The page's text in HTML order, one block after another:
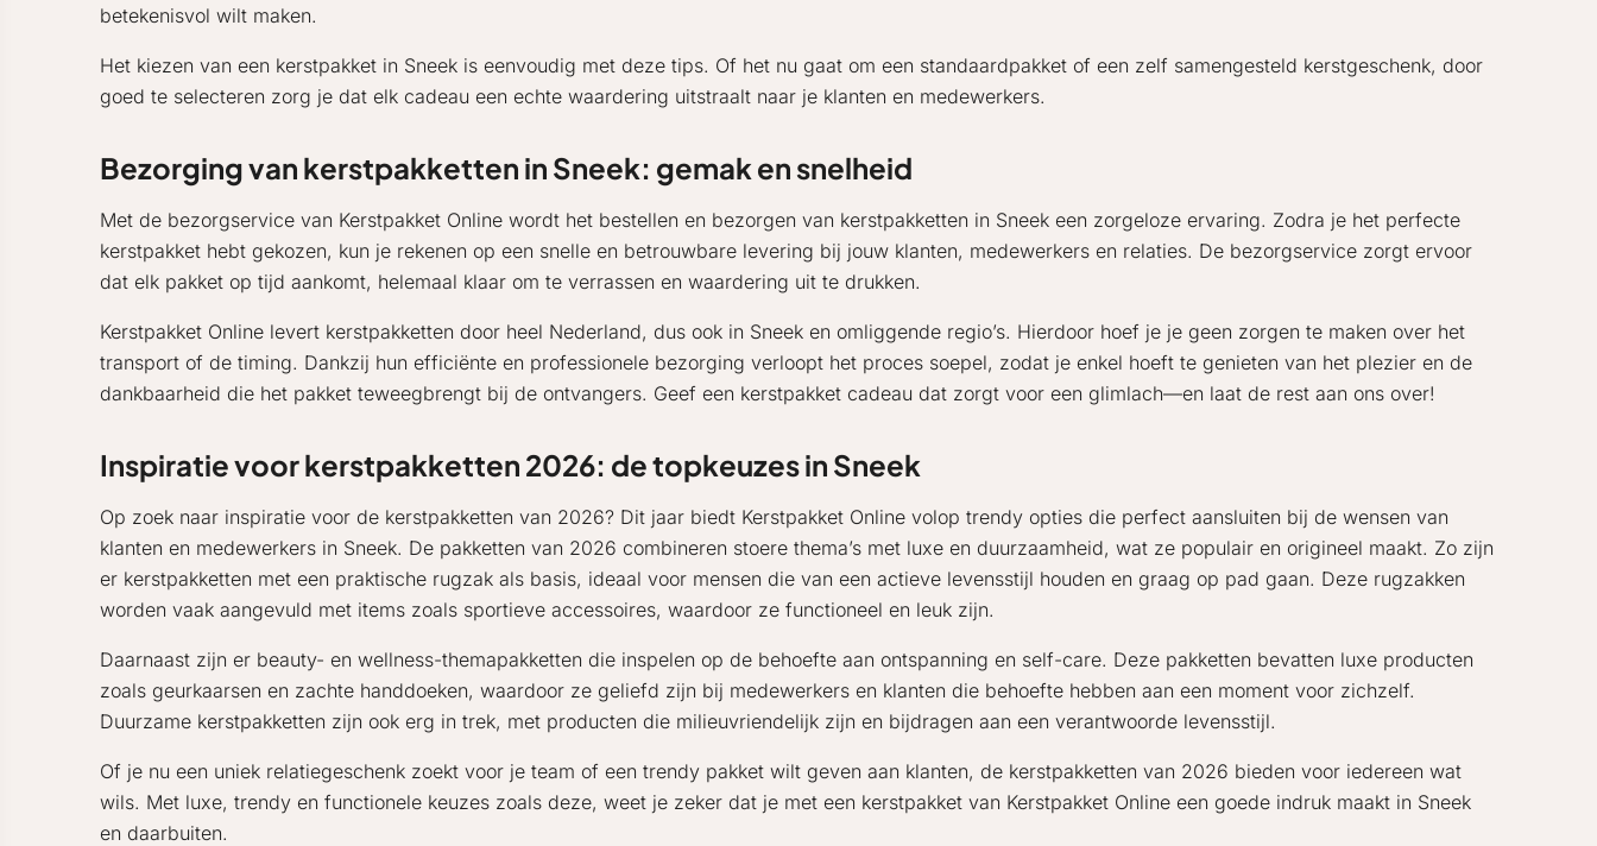
betekenisvol wilt maken.
Het kiezen van een kerstpakket in Sneek is eenvoudig met deze tips. Of het nu gaat om een standaardpakket of een zelf samengesteld kerstgeschenk, door
goed te selecteren zorg je dat elk cadeau een echte waardering uitstraalt naar je klanten en medewerkers.
Bezorging van kerstpakketten in Sneek: gemak en snelheid
Met de bezorgservice van Kerstpakket Online wordt het bestellen en bezorgen van kerstpakketten in Sneek een zorgeloze ervaring. Zodra je het perfecte
kerstpakket hebt gekozen, kun je rekenen op een snelle en betrouwbare levering bij jouw klanten, medewerkers en relaties. De bezorgservice zorgt ervoor
dat elk pakket op tijd aankomt, helemaal klaar om te verrassen en waardering uit te drukken.
Kerstpakket Online levert kerstpakketten door heel Nederland, dus ook in Sneek en omliggende regio’s. Hierdoor hoef je je geen zorgen te maken over het
transport of de timing. Dankzij hun efficiënte en professionele bezorging verloopt het proces soepel, zodat je enkel hoeft te genieten van het plezier en de
dankbaarheid die het pakket teweegbrengt bij de ontvangers. Geef een kerstpakket cadeau dat zorgt voor een glimlach—en laat de rest aan ons over!
Inspiratie voor kerstpakketten 2026: de topkeuzes in Sneek
Op zoek naar inspiratie voor de kerstpakketten van 2026? Dit jaar biedt Kerstpakket Online volop trendy opties die perfect aansluiten bij de wensen van
klanten en medewerkers in Sneek. De pakketten van 2026 combineren stoere thema’s met luxe en duurzaamheid, wat ze populair en origineel maakt. Zo zijn
er kerstpakketten met een praktische rugzak als basis, ideaal voor mensen die van een actieve levensstijl houden en graag op pad gaan. Deze rugzakken
worden vaak aangevuld met items zoals sportieve accessoires, waardoor ze functioneel en leuk zijn.
Daarnaast zijn er beauty- en wellness-themapakketten die inspelen op de behoefte aan ontspanning en self-care. Deze pakketten bevatten luxe producten
zoals geurkaarsen en zachte handdoeken, waardoor ze geliefd zijn bij medewerkers en klanten die behoefte hebben aan een moment voor zichzelf.
Duurzame kerstpakketten zijn ook erg in trek, met producten die milieuvriendelijk zijn en bijdragen aan een verantwoorde levensstijl.
Of je nu een uniek relatiegeschenk zoekt voor je team of een trendy pakket wilt geven aan klanten, de kerstpakketten van 2026 bieden voor iedereen wat
wils. Met luxe, trendy en functionele keuzes zoals deze, weet je zeker dat je met een kerstpakket van Kerstpakket Online een goede indruk maakt in Sneek
en daarbuiten.